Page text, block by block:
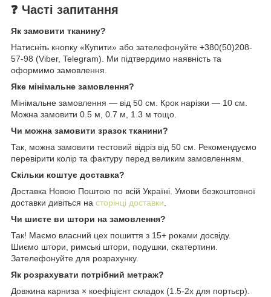
❓ Часті запитання
Як замовити тканину?
Натисніть кнопку «Купити» або зателефонуйте +380(50)208-
57-98 (Viber, Telegram). Ми підтвердимо наявність та
оформимо замовлення.
Яке мінімальне замовлення?
Мінімальне замовлення — від 50 см. Крок нарізки — 10 см.
Можна замовити 0.5 м, 0.7 м, 1.3 м тощо.
Чи можна замовити зразок тканини?
Так, можна замовити тестовий відріз від 50 см. Рекомендуємо
перевірити колір та фактуру перед великим замовленням.
Скільки коштує доставка?
Доставка Новою Поштою по всій Україні. Умови безкоштовної
доставки дивіться на сторінці доставки.
Чи шиєте ви штори на замовлення?
Так! Маємо власний цех пошиття з 15+ роками досвіду.
Шиємо штори, римські штори, подушки, скатертини.
Зателефонуйте для розрахунку.
Як розрахувати потрібний метраж?
Довжина карниза × коефіцієнт складок (1.5-2x для портьєр).